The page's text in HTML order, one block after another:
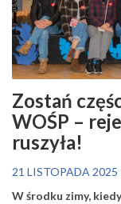
Zostań
WOŚP –
ruszyła!
21 LISTOPADA 2025
W środku zimy,